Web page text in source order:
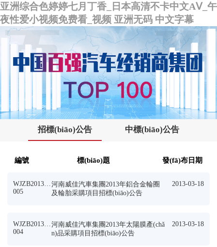
亚洲综合色婷婷七月丁香_日本高清不卡中文AⅤ_午
夜性爱小视频免费看_视频 亚洲无码 中文字幕
招標(biāo)公告 中標(biāo)公告
編號 標(biāo)題 發(fā)布日期
WJZB2013JP
005
河南威佳汽車集團2013年鋁合金輪圈
及輪胎采購項目招標(biāo)公告
2013-03-18
WJZB2013JP
004
河南威佳汽車集團2013年太陽膜產(chǎ
n)品采購項目招標(biāo)公告
2013-03-18